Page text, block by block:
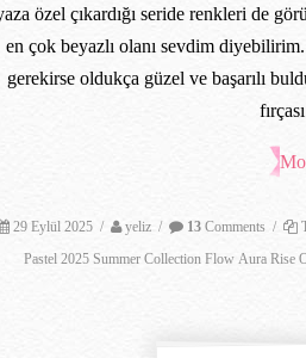
özel çıkardığı seride renkleri de
en çok beyazlı olanı sevdim
gerekirse oldukça güzel ve başarılı
29 Eylül 2025 / yeliz / 13Comments /
Pastel 2025 Summer Collection Flow Aura Rise